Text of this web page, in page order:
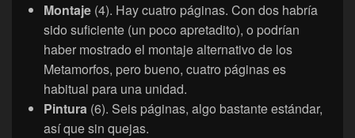
Montaje (4). Hay cuatro páginas. Con dos habría
sido suficiente (un poco apretadito), o podrían
haber mostrado el montaje alternativo de los
Metamorfos, pero bueno, cuatro páginas es
habitual para una unidad.
Pintura (6). Seis páginas, algo bastante estándar,
así que sin quejas.